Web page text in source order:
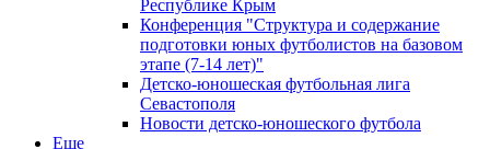
Республике Крым
Конференция "Структура и содержание
подготовки юных футболистов на базовом
этапе (7-14 лет)"
Детско-юношеская футбольная лига
Севастополя
Новости детско-юношеского футбола
Еще